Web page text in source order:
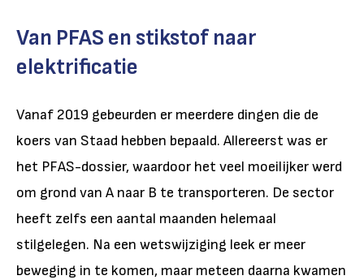
Van PFAS en stikstof naar
elektrificatie
Vanaf 2019 gebeurden er meerdere dingen die de
koers van Staad hebben bepaald. Allereerst was er
het PFAS-dossier, waardoor het veel moeilijker werd
om grond van A naar B te transporteren. De sector
heeft zelfs een aantal maanden helemaal
stilgelegen. Na een wetswijziging leek er meer
beweging in te komen, maar meteen daarna kwamen